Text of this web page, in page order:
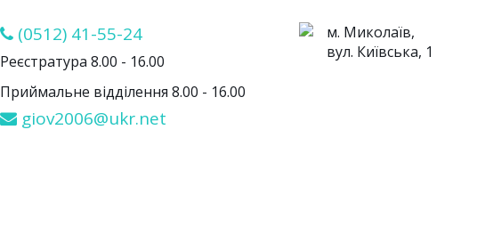
(0512) 41-55-24
Реєстратура 8.00 - 16.00
Приймальне відділення 8.00 - 16.00
giov2006@ukr.net
м. Миколаїв,
вул. Київська, 1